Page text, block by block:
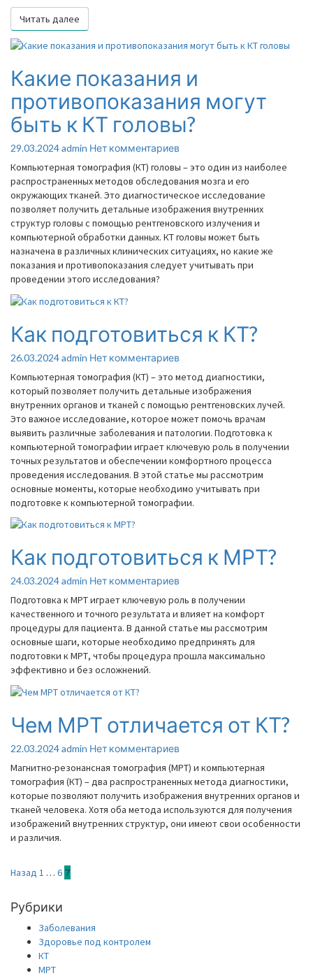
Читать далее
Какие
показания
и
противопоказания
могут
быть
КТ
головы?
Какие показания и
противопоказания могут
быть к КТ головы?
29.03.2024admin Комментарии
Нет комментариев
Компьютерная томография (КТ) головы – это один из наиболее
распространенных методов обследования мозга и его
окружающих тканей. Это диагностическое исследование
позволяет получить детальные изображения внутренних
структур головы с помощью рентгеновского излучения и
компьютерной обработки данных. КТ головы может быть
назначена в различных клинических ситуациях, но какие же
показания и противопоказания следует учитывать при
проведении этого исследования?
Как
подготовиться
к
Как подготовиться к КТ?
26.03.2024admin Комментарии
Нет комментариев
Компьютерная томография (КТ) – это метод диагностики,
который позволяет получить детальные изображения
внутренних органов и тканей с помощью рентгеновских лучей.
Это важное исследование, которое может помочь врачам
выявить различные заболевания и патологии. Подготовка к
компьютерной томографии играет ключевую роль в получении
точных результатов и обеспечении комфортного процесса
проведения исследования. В этой статье мы рассмотрим
основные моменты, которые необходимо учитывать при
подготовке к компьютерной томографии.
Как
подготовиться
к
Как подготовиться к МРТ?
24.03.2024admin Комментарии
Нет комментариев
Подготовка к МРТ играет ключевую роль в получении
качественного и точного результата и влияет на комфорт
процедуры для пациента. В данной статье мы рассмотрим
основные шаги, которые необходимо предпринять для
подготовки к МРТ, чтобы процедура прошла максимально
эффективно и без осложнений.
Чем
МРТ
отличается
КТ?
Чем МРТ отличается от КТ?
22.03.2024admin Комментарии
Нет комментариев
Магнитно-резонансная томография (МРТ) и компьютерная
томография (КТ) – два распространенных метода диагностики,
которые позволяют получить изображения внутренних органов и
тканей человека. Хотя оба метода используются для получения
изображений внутренних структур, они имеют свои особенности
и различия.
Пагинация
записей
Назад 1 … 6 7
Рубрики
Заболевания
Здоровье под контролем
КТ
МРТ